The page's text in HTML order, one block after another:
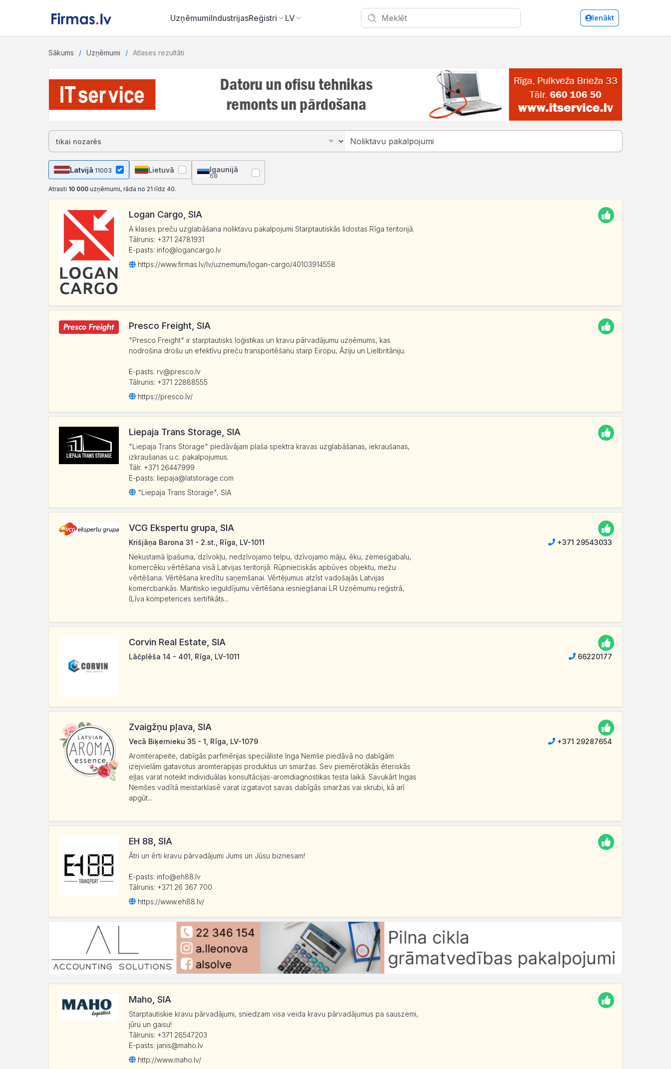
UzņēmumiIndustrijasReģistri LV Ienākt
Sākums Uzņēmumi Atlases rezultāti
Latvijā 11003 Lietuvā Igaunijā
68
Atrasti 10 000 uzņēmumi, rāda no 21 līdz 40.
Logan Cargo, SIA
A klases preču uzglabāšana noliktavu pakalpojumi Starptautiskās lidostas Rīga teritorijā.
Tālrunis: +371 24781931
E-pasts: info@logancargo.lv
https://www.firmas.lv/lv/uznemumi/logan-cargo/40103914558
Presco Freight, SIA
"Presco Freight" ir starptautisks loģistikas un kravu pārvadājumu uzņēmums, kas
nodrošina drošu un efektīvu preču transportēšanu starp Eiropu, Āziju un Lielbritāniju.
E-pasts: rv@presco.lv
Tālrunis: +371 22888555
https://presco.lv/
Liepaja Trans Storage, SIA
"Liepaja Trans Storage" piedāvājam plaša spektra kravas uzglabāšanas, iekraušanas,
izkraušanas u.c. pakalpojumus.
Tālr. +371 26447999
E-pasts: liepaja@latstorage.com
"Liepaja Trans Storage", SIA
VCG Ekspertu grupa, SIA
Krišjāņa Barona 31 - 2.st., Rīga, LV-1011
+371 29543033
Nekustamā īpašuma, dzīvokļu, nedzīvojamo telpu, dzīvojamo māju, ēku, zemesgabalu,
komercēku vērtēšana visā Latvijas teritorijā. Rūpnieciskās apbūves objektu, mežu
vērtēšana. Vērtēšana kredītu saņemšanai. Vērtējumus atzīst vadošajās Latvijas
komercbankās. Mantisko ieguldījumu vērtēšana iesniegšanai LR Uzņēmumu reģistrā,
(Līva kompetences sertifikāts...
Corvin Real Estate, SIA
Lāčplēša 14 - 401, Rīga, LV-1011 66220177
Zvaigžņu pļava, SIA
Vecā Biķernieku 35 - 1, Rīga, LV-1079
+371 29287654
Aromterapeite, dabīgās parfimērijas speciāliste Inga Nemše piedāvā no dabīgām
izejvielām gatavotus aromterapijas produktus un smaržas. Sev piemērotākās ēteriskās
eļļas varat noteikt individuālas konsultācijas-aromdiagnostikas testa laikā. Savukārt Ingas
Nemšes vadītā meistarklasē varat izgatavot savas dabīgās smaržas vai skrubi, kā arī
apgūt...
EH 88, SIA
Ātri un ērti kravu pārvadājumi Jums un Jūsu biznesam!
E-pasts: info@eh88.lv
Tālrunis: +371 26 367 700
https://www.eh88.lv/
Maho, SIA
Starptautiskie kravu pārvadājumi, sniedzam visa veida kravu pārvadājumus pa sauszemi,
jūru un gaisu!
Tālrunis: +371 26547203
E-pasts: janis@maho.lv
http://www.maho.lv/